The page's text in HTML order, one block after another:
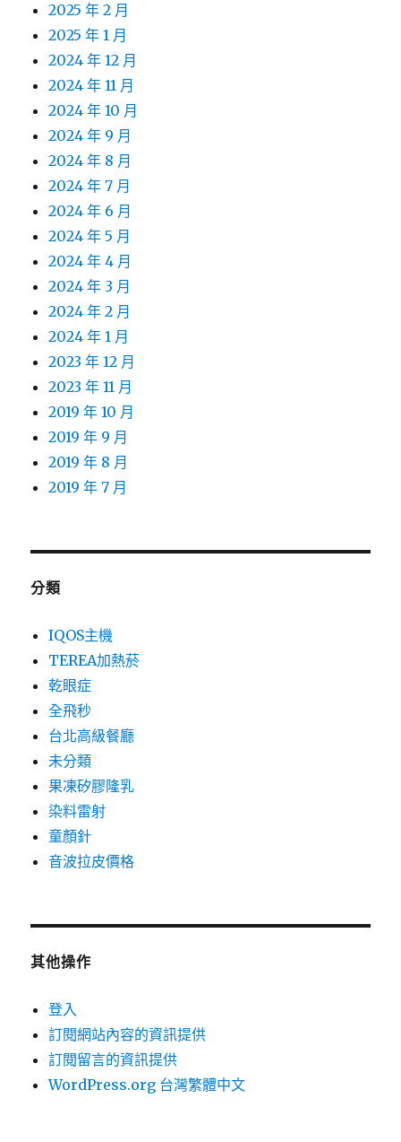
2025 年 2 月
2025 年 1 月
2024 年 12 月
2024 年 11 月
2024 年 10 月
2024 年 9 月
2024 年 8 月
2024 年 7 月
2024 年 6 月
2024 年 5 月
2024 年 4 月
2024 年 3 月
2024 年 2 月
2024 年 1 月
2023 年 12 月
2023 年 11 月
2019 年 10 月
2019 年 9 月
2019 年 8 月
2019 年 7 月
分類
IQOS主機
TEREA加熱菸
乾眼症
全飛秒
台北高級餐廳
未分類
果凍矽膠隆乳
染料雷射
童顏針
音波拉皮價格
其他操作
登入
訂閱網站內容的資訊提供
訂閱留言的資訊提供
WordPress.org 台灣繁體中文